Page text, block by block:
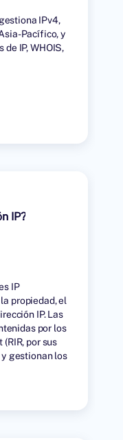
IPv4,
Pacífico, y
IP, WHOIS,
IP?
IP
propiedad, el
IP. Las
por los
por sus
gestionan los
IP.